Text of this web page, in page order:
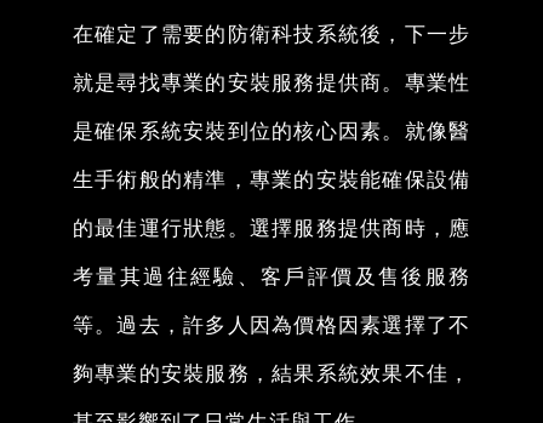
在確定了需要的防衛科技系統後，下一步
就是尋找專業的安裝服務提供商。專業性
是確保系統安裝到位的核心因素。就像醫
生手術般的精準，專業的安裝能確保設備
的最佳運行狀態。選擇服務提供商時，應
考量其過往經驗、客戶評價及售後服務
等。過去，許多人因為價格因素選擇了不
夠專業的安裝服務，結果系統效果不佳，